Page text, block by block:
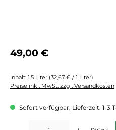
Regulärer Preis:
49,00 €
Inhalt: 1.5 Liter (32,67 € / 1 Liter)
Preise inkl. MwSt. zzgl. Versandkosten
Sofort verfügbar, Lieferzeit: 1-3
Produkt Anzahl: Gib den